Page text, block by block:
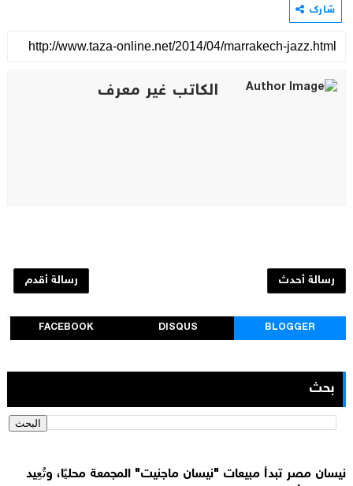
شارك
الكاتب غير معرف
رسالة أحدث رسالة أقدم
BLOGGER
DISQUS
FACEBOOK
بحث
نيسان مصر تبدأ مبيعات "نيسان ماجنيت" المجمعة محليًا، وتُعِيد